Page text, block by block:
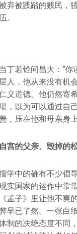
弃被践踏的贱民，
。
当丁若铨问昌大：“
层人，他从来没有机
义道德。他仍然寄
，以为可以通过自
，压在他和母亲身
自宫的父亲、毁掉的
学中的确有不少倡
实国家的运作中常
《孟子》里让他不
早已了然。一张白
制的决绝态度不同